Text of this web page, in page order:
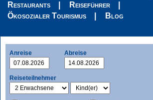
Restaurants
Reiseführer
Ökosozialer Tourismus
Blog
Anreise Abreise
Reiseteilnehmer